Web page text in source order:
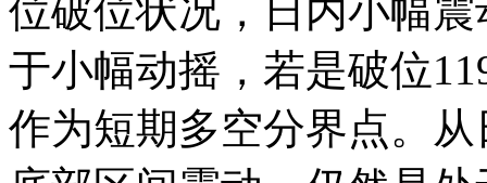
位破位状况，日内小幅
于小幅动摇，若是破位
作为短期多空分界点。